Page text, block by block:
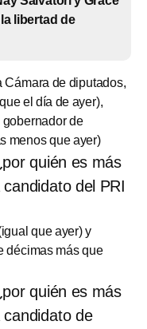
libertad de
Cámara de diputados,
el día de ayer),
gobernador de
menos que ayer)
quién es más
del PRI
que ayer) y
décimas más que
quién es más
de